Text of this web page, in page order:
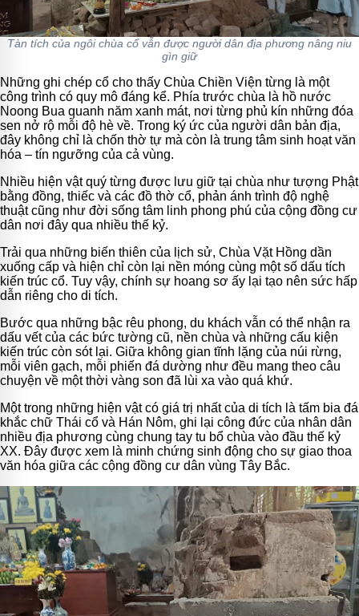
Tàn tích của ngôi chùa cổ vẫn được người dân địa phương nâng niu
gìn giữ
Những ghi chép cổ cho thấy Chùa Chiền Viện từng là một
công trình có quy mô đáng kể. Phía trước chùa là hồ nước
Noong Bua quanh năm xanh mát, nơi từng phủ kín những đóa
sen nở rộ mỗi độ hè về. Trong ký ức của người dân bản địa,
đây không chỉ là chốn thờ tự mà còn là trung tâm sinh hoạt văn
hóa – tín ngưỡng của cả vùng.
Nhiều hiện vật quý từng được lưu giữ tại chùa như tượng Phật
bằng đồng, thiếc và các đồ thờ cổ, phản ánh trình độ nghệ
thuật cũng như đời sống tâm linh phong phú của cộng đồng cư
dân nơi đây qua nhiều thế kỷ.
Trải qua những biến thiên của lịch sử, Chùa Vặt Hồng dần
xuống cấp và hiện chỉ còn lại nền móng cùng một số dấu tích
kiến trúc cổ. Tuy vậy, chính sự hoang sơ ấy lại tạo nên sức hấp
dẫn riêng cho di tích.
Bước qua những bậc rêu phong, du khách vẫn có thể nhận ra
dấu vết của các bức tường cũ, nền chùa và những cấu kiện
kiến trúc còn sót lại. Giữa không gian tĩnh lặng của núi rừng,
mỗi viên gạch, mỗi phiến đá dường như đều mang theo câu
chuyện về một thời vàng son đã lùi xa vào quá khứ.
Một trong những hiện vật có giá trị nhất của di tích là tấm bia đá
khắc chữ Thái cổ và Hán Nôm, ghi lại công đức của nhân dân
nhiều địa phương cùng chung tay tu bổ chùa vào đầu thế kỷ
XX. Đây được xem là minh chứng sinh động cho sự giao thoa
văn hóa giữa các cộng đồng cư dân vùng Tây Bắc.